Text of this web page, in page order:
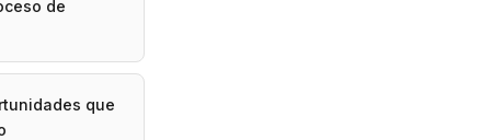
de
que